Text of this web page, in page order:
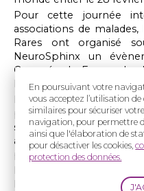
En poursuivant votre
vous acceptez l’utilisation
similaires pour sécuriser
navigation, pour permettre
ainsi que l'élaboration de
pour désactiver les cookies,
protection des données.
Pour cette journée
associations de
Rares ont organisé
NeuroSphinx un
Canopée du Forum des
Mairie de Paris.
Le« Village des maladies
proposé desactivités
sensibiliser les
aux maladies rares et
patients.
Des associations de
Rares étaient présentes